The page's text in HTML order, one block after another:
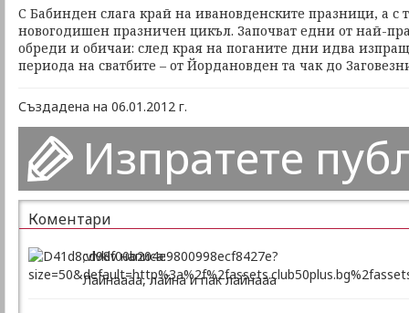
С Бабинден слага край на ивановденските празници, а с
новогодишен празничен цикъл. Започват едни от най-
обреди и обичаи: след края на поганите дни идва
периода на сватбите – от Йордановден та чак до
Създадена на 06.01.2012 г.
Изпратете
Коментари
;vlvklv написа:
Лайнаааа, лайна и пак лайнааа